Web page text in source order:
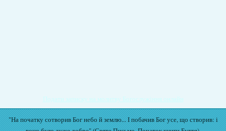
Подати записку на молитву Богослужіння онлайн
"На початку сотворив Бог небо й землю... І побачив Бог усе, що створив: і